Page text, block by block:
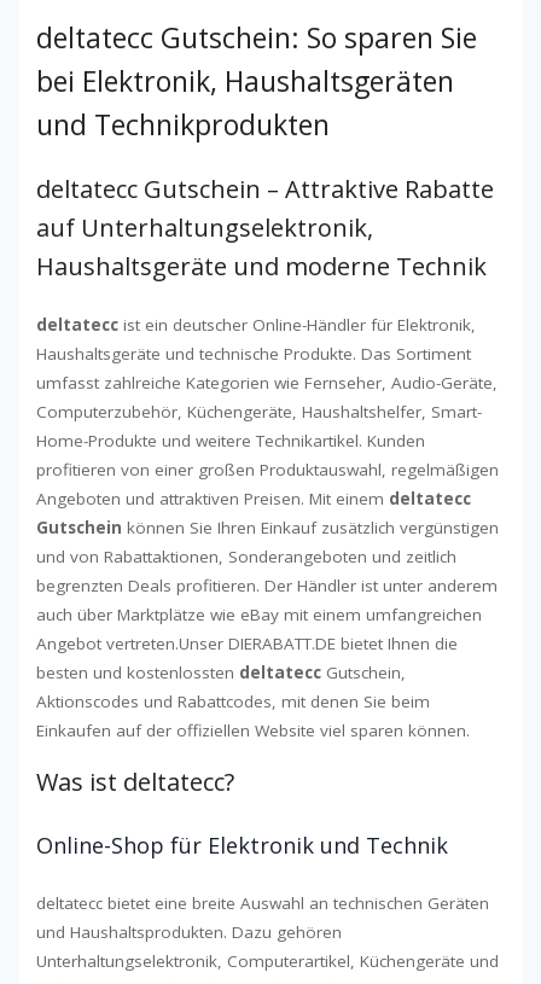
deltatecc Gutschein: So sparen Sie
bei Elektronik, Haushaltsgeräten
und Technikprodukten
deltatecc Gutschein – Attraktive Rabatte
auf Unterhaltungselektronik,
Haushaltsgeräte und moderne Technik
deltatecc ist ein deutscher Online-Händler für Elektronik,
Haushaltsgeräte und technische Produkte. Das Sortiment
umfasst zahlreiche Kategorien wie Fernseher, Audio-Geräte,
Computerzubehör, Küchengeräte, Haushaltshelfer, Smart-
Home-Produkte und weitere Technikartikel. Kunden
profitieren von einer großen Produktauswahl, regelmäßigen
Angeboten und attraktiven Preisen. Mit einem deltatecc
Gutschein können Sie Ihren Einkauf zusätzlich vergünstigen
und von Rabattaktionen, Sonderangeboten und zeitlich
begrenzten Deals profitieren. Der Händler ist unter anderem
auch über Marktplätze wie eBay mit einem umfangreichen
Angebot vertreten.Unser DIERABATT.DE bietet Ihnen die
besten und kostenlossten deltatecc Gutschein,
Aktionscodes und Rabattcodes, mit denen Sie beim
Einkaufen auf der offiziellen Website viel sparen können.
Was ist deltatecc?
Online-Shop für Elektronik und Technik
deltatecc bietet eine breite Auswahl an technischen Geräten
und Haushaltsprodukten. Dazu gehören
Unterhaltungselektronik, Computerartikel, Küchengeräte und